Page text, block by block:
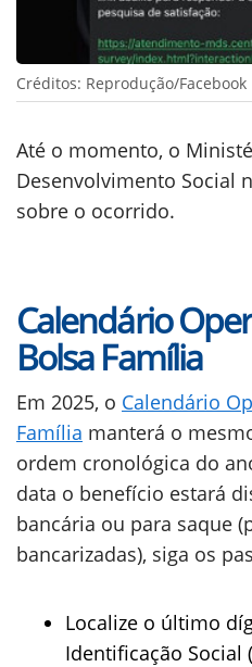
Créditos: Reprodução/Facebook
Até o momento, o
Desenvolvimento Social
sobre o ocorrido.
Calendário
Bolsa Família
Em 2025, o Calendário
Família manterá o
ordem cronológica do
data o benefício estará
bancária ou para saque
bancarizadas), siga os
Localize o último
Identificação Social